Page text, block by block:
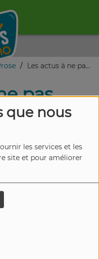
que nous
les services et les
site et pour améliorer
Les actus à ne pas louper - Du Break à la Prose
pas
à la